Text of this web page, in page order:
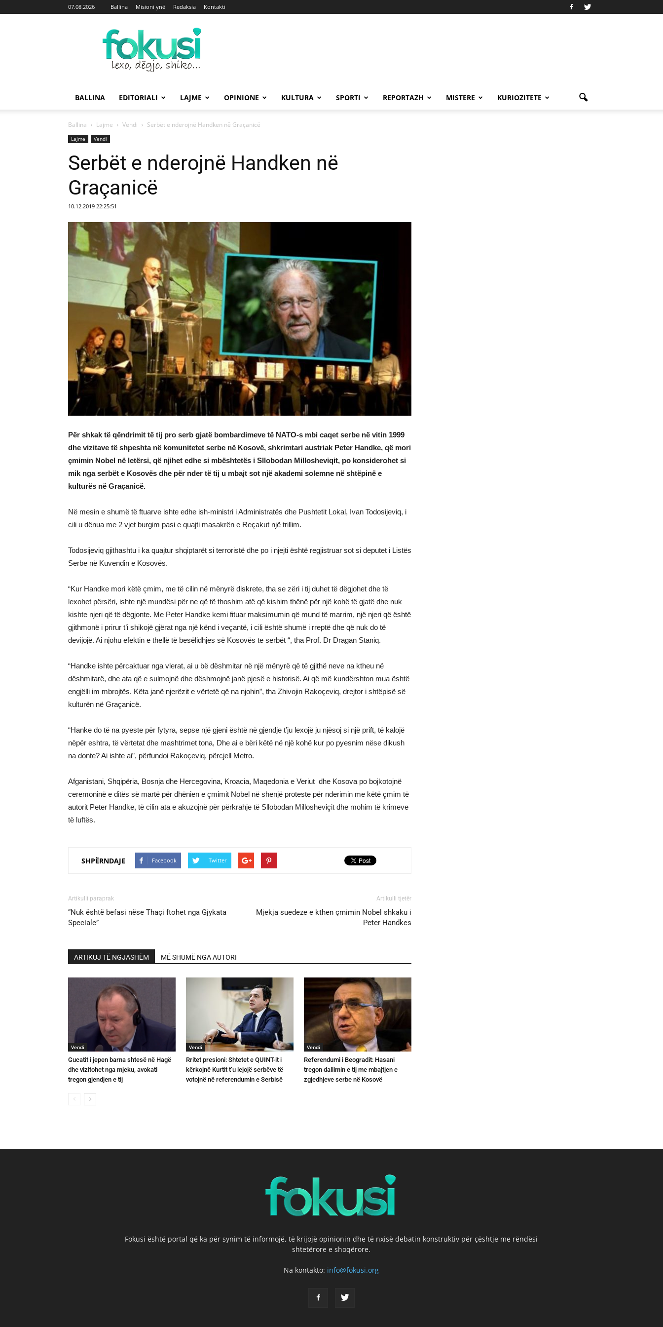
07.08.2026 Ballina Misioni ynë Redaksia Kontakti
Fokusi
BALLINA EDITORIALI LAJME OPINIONE KULTURA SPORTI REPORTAZH MISTERE KURIOZITETE
Ballina Lajme Vendi Serbët e nderojnë Handken në Graçanicë
Lajme Vendi
Serbët e nderojnë Handken në
Graçanicë
10.12.2019 22:25:51
Për shkak të qëndrimit të tij pro serb gjatë bombardimeve të NATO-s mbi caqet serbe në vitin 1999
dhe vizitave të shpeshta në komunitetet serbe në Kosovë, shkrimtari austriak Peter Handke, që mori
çmimin Nobel në letërsi, që njihet edhe si mbështetës i Sllobodan Millosheviqit, po konsiderohet si
mik nga serbët e Kosovës dhe për nder të tij u mbajt sot një akademi solemne në shtëpinë e
kulturës në Graçanicë.
Në mesin e shumë të ftuarve ishte edhe ish-ministri i Administratës dhe Pushtetit Lokal, Ivan Todosijeviq, i
cili u dënua me 2 vjet burgim pasi e quajti masakrën e Reçakut një trillim.
Todosijeviq gjithashtu i ka quajtur shqiptarët si terroristë dhe po i njejti është regjistruar sot si deputet i Listës
Serbe në Kuvendin e Kosovës.
“Kur Handke mori këtë çmim, me të cilin në mënyrë diskrete, tha se zëri i tij duhet të dëgjohet dhe të
lexohet përsëri, ishte një mundësi për ne që të thoshim atë që kishim thënë për një kohë të gjatë dhe nuk
kishte njeri që të dëgjonte. Me Peter Handke kemi fituar maksimumin që mund të marrim, një njeri që është
gjithmonë i prirur t’i shikojë gjërat nga një kënd i veçantë, i cili është shumë i rreptë dhe që nuk do të
devijojë. Ai njohu efektin e thellë të besëlidhjes së Kosovës te serbët “, tha Prof. Dr Dragan Staniq.
“Handke ishte përcaktuar nga vlerat, ai u bë dëshmitar në një mënyrë që të gjithë neve na ktheu në
dëshmitarë, dhe ata që e sulmojnë dhe dëshmojnë janë pjesë e historisë. Ai që më kundërshton mua është
engjëlli im mbrojtës. Këta janë njerëzit e vërtetë që na njohin”, tha Zhivojin Rakoçeviq, drejtor i shtëpisë së
kulturën në Graçanicë.
“Hanke do të na pyeste për fytyra, sepse një gjeni është në gjendje t’ju lexojë ju njësoj si një prift, të kalojë
nëpër eshtra, të vërtetat dhe mashtrimet tona, Dhe ai e bëri këtë në një kohë kur po pyesnim nëse dikush
na donte? Ai ishte ai”, përfundoi Rakoçeviq, përcjell Metro.
Afganistani, Shqipëria, Bosnja dhe Hercegovina, Kroacia, Maqedonia e Veriut dhe Kosova po bojkotojnë
ceremoninë e ditës së martë për dhënien e çmimit Nobel në shenjë proteste për nderimin me këtë çmim të
autorit Peter Handke, të cilin ata e akuzojnë për përkrahje të Sllobodan Millosheviçit dhe mohim të krimeve
të luftës.
SHPËRNDAJE Facebook Twitter
Artikulli paraprak
“Nuk është befasi nëse Thaçi ftohet nga Gjykata
Speciale”
Artikulli tjetër
Mjekja suedeze e kthen çmimin Nobel shkaku i
Peter Handkes
ARTIKUJ TË NGJASHËM MË SHUMË NGA AUTORI
Vendi
Gucatit i jepen barna shtesë në Hagë
dhe vizitohet nga mjeku, avokati
tregon gjendjen e tij
Vendi
Rritet presioni: Shtetet e QUINT-it i
kërkojnë Kurtit t’u lejojë serbëve të
votojnë në referendumin e Serbisë
Vendi
Referendumi i Beogradit: Hasani
tregon dallimin e tij me mbajtjen e
zgjedhjeve serbe në Kosovë
Fokusi është portal që ka për synim të informojë, të krijojë opinionin dhe të nxisë debatin konstruktiv për çështje me rëndësi
shtetërore e shoqërore.
Na kontakto: info@fokusi.org